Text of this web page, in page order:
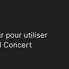
pour utiliser
Concert